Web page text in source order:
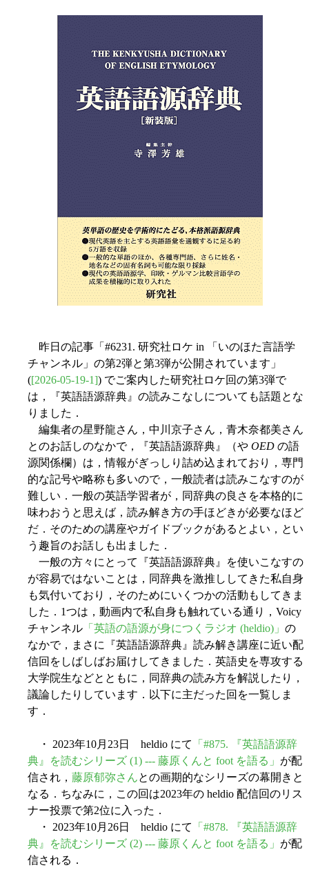
昨日の記事「#6231. 研究社ロケ in 「いのほた言語学
チャンネル」の第2弾と第3弾が公開されています」
([2026-05-19-1]) でご案内した研究社ロケ回の第3弾で
は，『英語語源辞典』の読みこなしについても話題とな
りました．
編集者の星野龍さん，中川京子さん，青木奈都美さん
とのお話しのなかで，『英語語源辞典』（や OED の語
源関係欄）は，情報がぎっしり詰め込まれており，専門
的な記号や略称も多いので，一般読者は読みこなすのが
難しい．一般の英語学習者が，同辞典の良さを本格的に
味わおうと思えば，読み解き方の手ほどきが必要なほど
だ．そのための講座やガイドブックがあるとよい，とい
う趣旨のお話しも出ました．
一般の方々にとって『英語語源辞典』を使いこなすの
が容易ではないことは，同辞典を激推ししてきた私自身
も気付いており，そのためにいくつかの活動もしてきま
した．1つは，動画内で私自身も触れている通り，Voicy
チャンネル 「英語の語源が身につくラジオ (heldio)」 の
なかで，まさに『英語語源辞典』読み解き講座に近い配
信回をしばしばお届けしてきました．英語史を専攻する
大学院生などとともに，同辞典の読み方を解説したり，
議論したりしています．以下に主だった回を一覧しま
す．
・ 2023年10月23日 heldio にて
「#875. 『英語語源辞
典』を読むシリーズ (1) --- 藤原くんと foot を語る」 が配
信され， 藤原郁弥さんとの画期的なシリーズの幕開きと
なる．ちなみに，この回は2023年の heldio 配信回のリス
ナー投票で第2位に入った．
・ 2023年10月26日 heldio にて
「#878. 『英語語源辞
典』を読むシリーズ (2) --- 藤原くんと foot を語る」 が配
信される．